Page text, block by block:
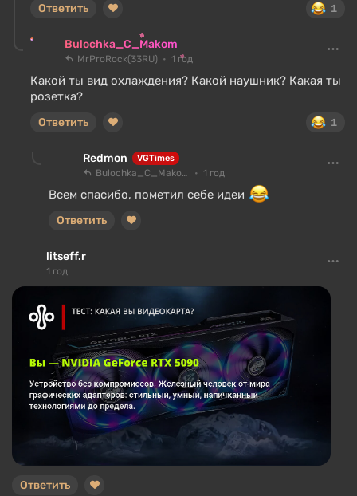
1
Ответить
Bulochka_C_Makom
MrProRock(33RU) 1 год
Какой ты вид охлаждения? Какой наушник? Какая ты
розетка?
1
Ответить
Redmon VGTimes
Bulochka_C_Makom 1 год
Всем спасибо, пометил себе идеи
Ответить
litseff.r
1 год
Ответить